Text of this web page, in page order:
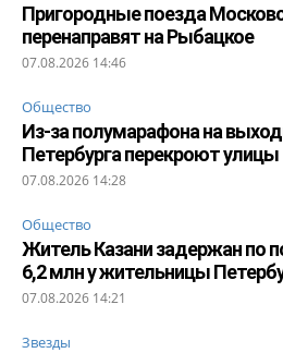
Пригородные поезда
перенаправят на Рыбацкое
07.08.2026 14:46
Общество
Из-за полумарафона на
Петербурга перекроют улицы
07.08.2026 14:28
Общество
Житель Казани задержан по
6,2 млн у жительницы
07.08.2026 14:21
Звезды